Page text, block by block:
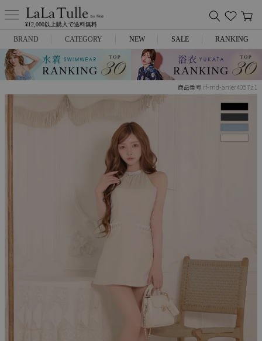
¥12,000以上購入で送料無料
BRAND
Anella
ROBE de FLEURS
CATEGORY
ミニドレス
ロングドレス
NEW SALE RANKING
商品番号 rf-md-anier4057z1